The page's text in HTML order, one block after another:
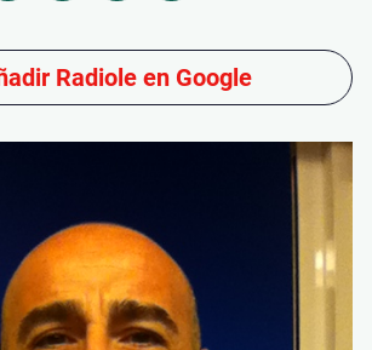
Radiole en Google